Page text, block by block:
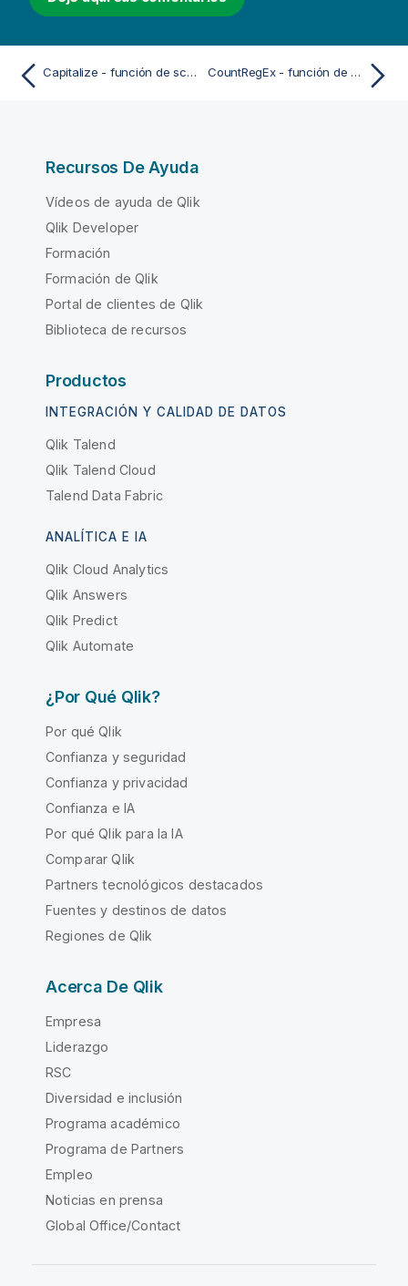
Capitalize - función de script y de gráfico CountRegEx - función de script y de gráfico
Recursos De Ayuda
Vídeos de ayuda de Qlik
Qlik Developer
Formación
Formación de Qlik
Portal de clientes de Qlik
Biblioteca de recursos
Productos
INTEGRACIÓN Y CALIDAD DE DATOS
Qlik Talend
Qlik Talend Cloud
Talend Data Fabric
ANALÍTICA E IA
Qlik Cloud Analytics
Qlik Answers
Qlik Predict
Qlik Automate
¿Por Qué Qlik?
Por qué Qlik
Confianza y seguridad
Confianza y privacidad
Confianza e IA
Por qué Qlik para la IA
Comparar Qlik
Partners tecnológicos destacados
Fuentes y destinos de datos
Regiones de Qlik
Acerca De Qlik
Empresa
Liderazgo
RSC
Diversidad e inclusión
Programa académico
Programa de Partners
Empleo
Noticias en prensa
Global Office/Contact